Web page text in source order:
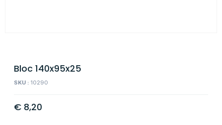
Bloc 140x95x25
SKU : 10290
€ 8,20